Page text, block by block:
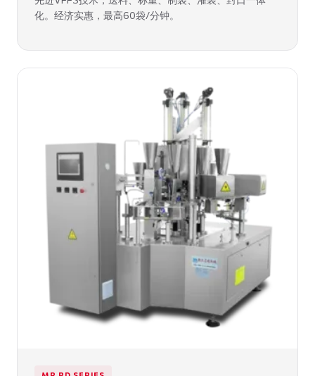
化。经济实惠，最高60袋/分钟。